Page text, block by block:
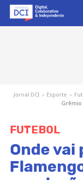
Jornal DCI › Esporte ›
Grêmio
FUTEBOL
Onde vai